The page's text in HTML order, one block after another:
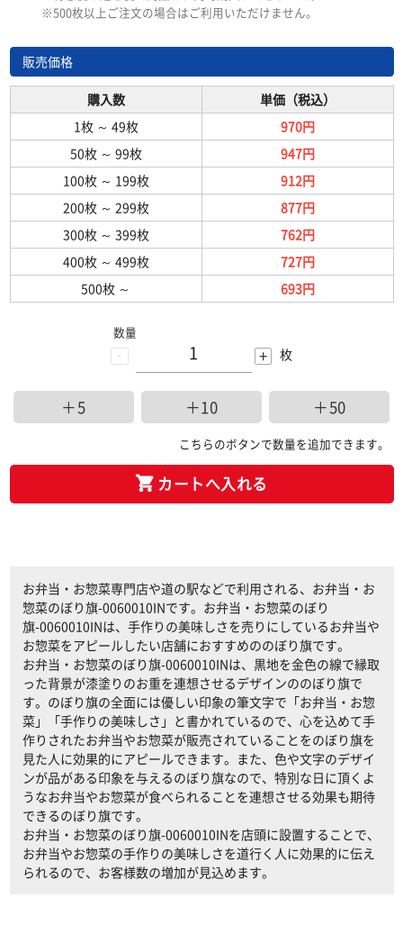
※500枚以上ご注文の場合はご利用いただけません。
販売価格
購入数
単価（税込）
1枚 ～ 49枚
970円
50枚 ～ 99枚
947円
100枚 ～ 199枚
912円
200枚 ～ 299枚
877円
300枚 ～ 399枚
762円
400枚 ～ 499枚
727円
500枚 ～ 693円
-
数量
+ 枚
＋5 ＋10 ＋50
こちらのボタンで数量を追加できます。
カートへ入れる
お弁当・お惣菜専門店や道の駅などで利用される、お弁当・お
惣菜のぼり旗-0060010INです。お弁当・お惣菜のぼり
旗-0060010INは、手作りの美味しさを売りにしているお弁当や
お惣菜をアピールしたい店舗におすすめののぼり旗です。
お弁当・お惣菜のぼり旗-0060010INは、黒地を金色の線で縁取
った背景が漆塗りのお重を連想させるデザインののぼり旗で
す。のぼり旗の全面には優しい印象の筆文字で「お弁当・お惣
菜」「手作りの美味しさ」と書かれているので、心を込めて手
作りされたお弁当やお惣菜が販売されていることをのぼり旗を
見た人に効果的にアピールできます。また、色や文字のデザイ
ンが品がある印象を与えるのぼり旗なので、特別な日に頂くよ
うなお弁当やお惣菜が食べられることを連想させる効果も期待
できるのぼり旗です。
お弁当・お惣菜のぼり旗-0060010INを店頭に設置することで、
お弁当やお惣菜の手作りの美味しさを道行く人に効果的に伝え
られるので、お客様数の増加が見込めます。